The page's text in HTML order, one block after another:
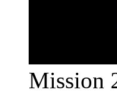
Mission